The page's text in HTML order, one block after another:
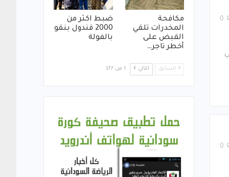
مكافحة
المخدرات تلقي
القبض على
أخطر تاجر…
ضبط اكثر من
2000 قندول بنقو
بالفولة
السابق التالي 1 من 377